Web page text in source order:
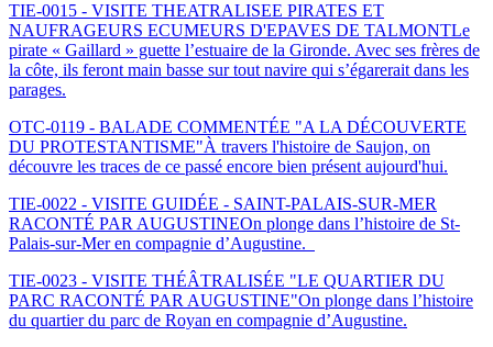
TIE-0015 - VISITE THEATRALISEE PIRATES ET
NAUFRAGEURS ECUMEURS D'EPAVES DE TALMONTLe
pirate « Gaillard » guette l’estuaire de la Gironde. Avec ses frères de
la côte, ils feront main basse sur tout navire qui s’égarerait dans les
parages.
OTC-0119 - BALADE COMMENTÉE "A LA DÉCOUVERTE
DU PROTESTANTISME"À travers l'histoire de Saujon, on
découvre les traces de ce passé encore bien présent aujourd'hui.
TIE-0022 - VISITE GUIDÉE - SAINT-PALAIS-SUR-MER
RACONTÉ PAR AUGUSTINEOn plonge dans l’histoire de St-
Palais-sur-Mer en compagnie d’Augustine.
TIE-0023 - VISITE THÉÂTRALISÉE "LE QUARTIER DU
PARC RACONTÉ PAR AUGUSTINE"On plonge dans l’histoire
du quartier du parc de Royan en compagnie d’Augustine.